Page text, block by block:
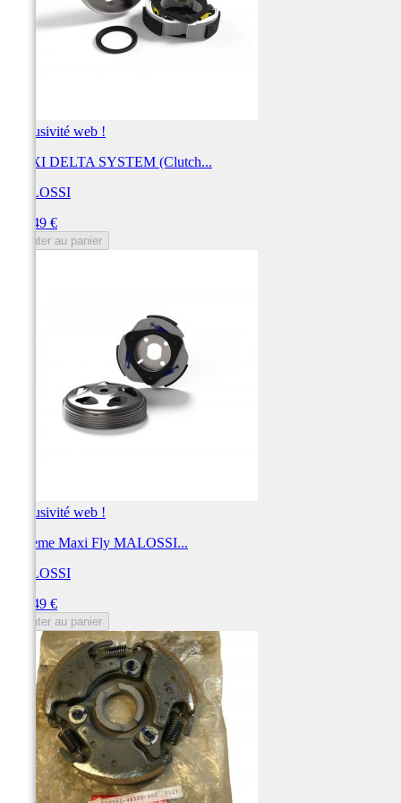
Exclusivité web !
MAXI DELTA SYSTEM (Clutch...
MALOSSI
188,49 €
Ajouter au panier
Exclusivité web !
Système Maxi Fly MALOSSI...
MALOSSI
182,49 €
Ajouter au panier